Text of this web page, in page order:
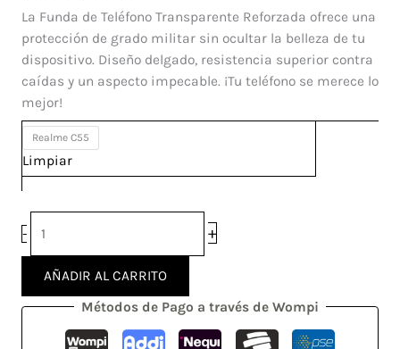
precio
original
era:
$ 60.000.
precio
actual
es:
$ 35.000.
La Funda de Teléfono Transparente Reforzada ofrece una
protección de grado militar sin ocultar la belleza de tu
dispositivo. Diseño delgado, resistencia superior contra
caídas y un aspecto impecable. ¡Tu teléfono se merece lo
mejor!
Realme C55
Limpiar
-
Space
Para
Realme
cantidad
+
AÑADIR AL CARRITO
Métodos de Pago a través de Wompi